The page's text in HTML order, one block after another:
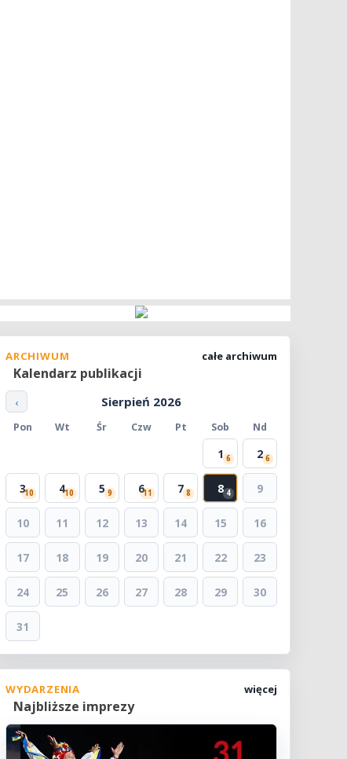
ARCHIWUM
Kalendarz publikacji
całe archiwum
‹ Sierpień 2026
Pon Wt Śr Czw Pt Sob Nd
1 6 2 6
310 410 5 9 611 7 8 8 4 9
10 11 12 13 14 15 16
17 18 19 20 21 22 23
24 25 26 27 28 29 30
31
WYDARZENIA
Najbliższe imprezy
więcej